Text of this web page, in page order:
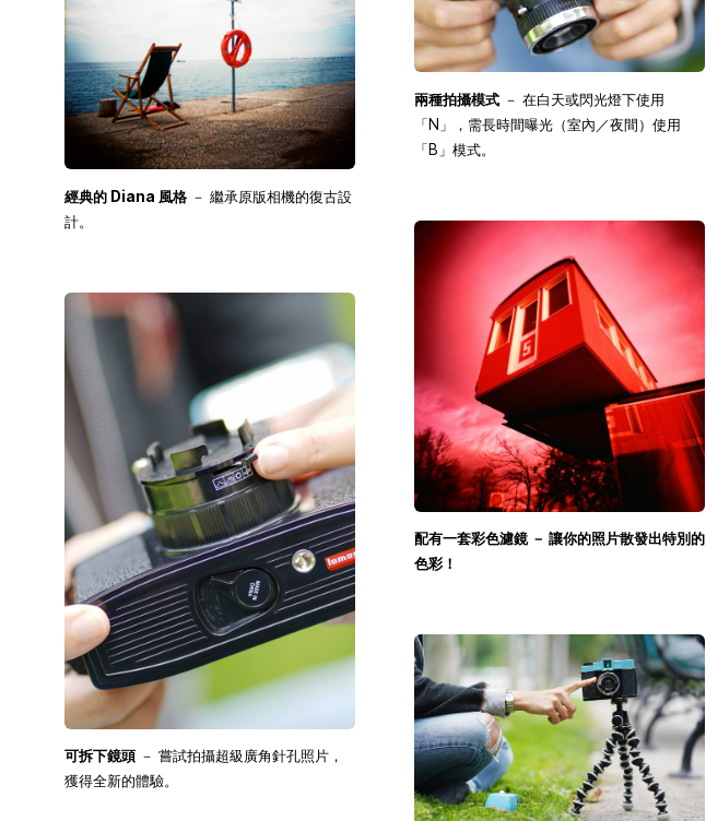
經典的 Diana 風格－ 繼承原版相機的復古設
計。
兩種拍攝模式－ 在白天或閃光燈下使用
「N」，需長時間曝光（室內／夜間）使用
「B」模式。
配有一套彩色濾鏡 － 讓你的照片散發出特別的
色彩！
可拆下鏡頭－ 嘗試拍攝超級廣角針孔照片，
獲得全新的體驗。